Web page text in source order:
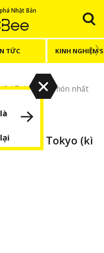
Nhật Bản
TỨC KINH NGHIỆM
/Tokyo /10 món nhất
thử ở Tokyo (kì